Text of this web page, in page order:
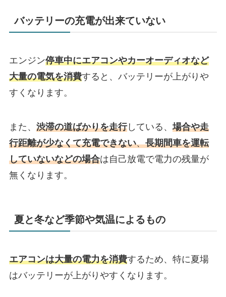
バッテリーの充電が出来ていない
エンジン停車中にエアコンやカーオーディオなど
大量の電気を消費すると、バッテリーが上がりや
すくなります。
また、 渋滞の道ばかりを走行している、場合や走
行距離が少なくて充電できない、長期間車を運転
していないなどの場合は自己放電で電力の残量が
無くなります。
夏と冬など季節や気温によるもの
エアコンは大量の電力を消費するため、特に夏場
はバッテリーが上がりやすくなります。